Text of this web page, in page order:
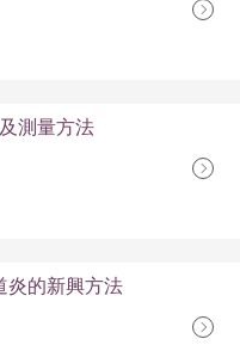
測量方法
炎的新興方法